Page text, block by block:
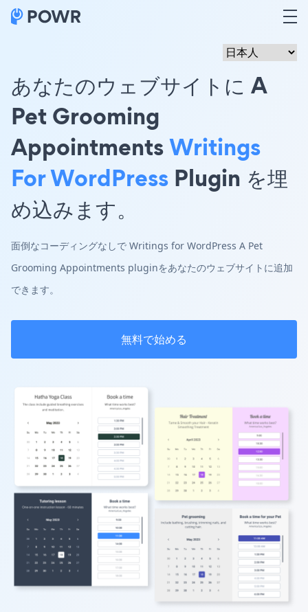
あなたのウェブサイトに A
Pet Grooming
AppointmentsWritings
For WordPress Plugin を埋
め込みます。
面倒なコーディングなしで Writings for WordPress A Pet
Grooming Appointments pluginをあなたのウェブサイトに追加
できます。
無料で始める